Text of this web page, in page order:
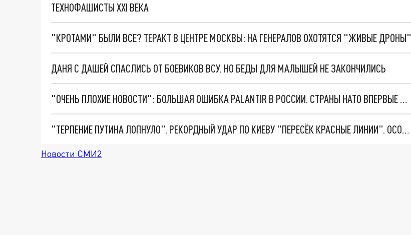
ТЕХНОФАШИСТЫ XXI ВЕКА
"КРОТАМИ" БЫЛИ ВСЕ? ТЕРАКТ В ЦЕНТРЕ МОСКВЫ: НА ГЕНЕРАЛОВ ОХОТЯТСЯ "ЖИВЫЕ ДРОНЫ"
ДАНЯ С ДАШЕЙ СПАСЛИСЬ ОТ БОЕВИКОВ ВСУ. НО БЕДЫ ДЛЯ МАЛЫШЕЙ НЕ ЗАКОНЧИЛИСЬ
"ОЧЕНЬ ПЛОХИЕ НОВОСТИ": БОЛЬШАЯ ОШИБКА PALANTIR В РОССИИ. СТРАНЫ НАТО ВПЕРВЫЕ ЗА СВО ОСТАНОВИЛИ ПОСТАВКИ ОРУЖИЯ. ВСУ ТЕРЯЮТ ПРИГРАНИЧЬЕ?
"ТЕРПЕНИЕ ПУТИНА ЛОПНУЛО". РЕКОРДНЫЙ УДАР ПО КИЕВУ "ПЕРЕСЁК КРАСНЫЕ ЛИНИИ". ОСОБЫЕ СПЕЦЫ КНДР НА ЛБС? ТАЙНЫЕ ПЕРЕГОВОРЫ ЕВРОПЫ И МОСКВЫ
Новости СМИ2